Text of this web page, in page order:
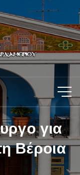
για
Βέροια